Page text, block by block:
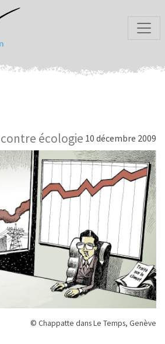
écologie 10 décembre 2009
© Chappatte dans Le Temps, Genève